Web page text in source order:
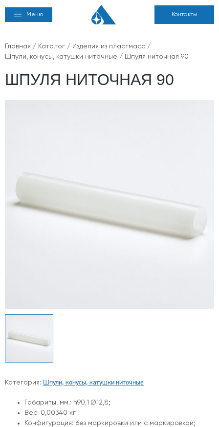
Меню Контакты
Главная / Каталог / Изделия из пластмасс /
Шпули, конусы, катушки ниточные / Шпуля ниточная 90
ШПУЛЯ НИТОЧНАЯ 90
Категория: Шпули, конусы, катушки ниточные
Габариты, мм.: h90,1 ∅12,8;
Вес: 0,00340 кг.
Конфигурация: без маркировки или с маркировкой;